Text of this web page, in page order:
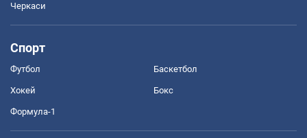
Черкаси
Спорт
Футбол Баскетбол
Хокей Бокс
Формула-1